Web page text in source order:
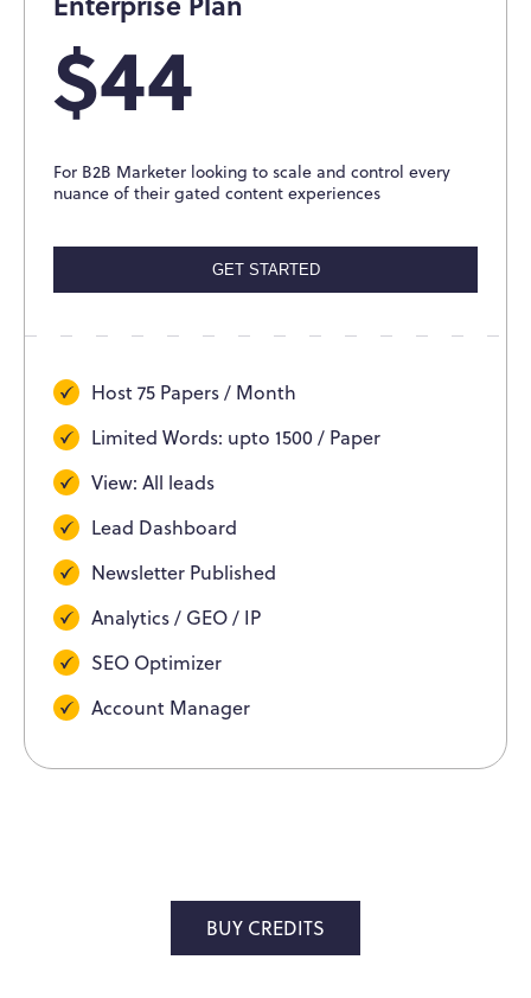
$44
For B2B Marketer looking to scale and control every
nuance of their gated content experiences
GET STARTED
Host 75 Papers / Month
Limited Words: upto 1500 / Paper
View: All leads
Lead Dashboard
Newsletter Published
Analytics / GEO / IP
SEO Optimizer
Account Manager
BUY CREDITS